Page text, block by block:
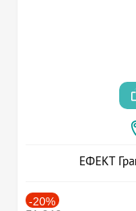
ЕФЕКТ
-20%